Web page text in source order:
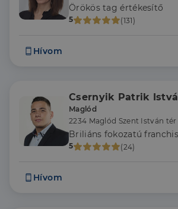
Örökös tag értékesítő
5 (131)
Hívom
Csernyik Patrik
Maglód
2234 Maglód Szent István tér
Briliáns fokozatú
5 (24)
Hívom